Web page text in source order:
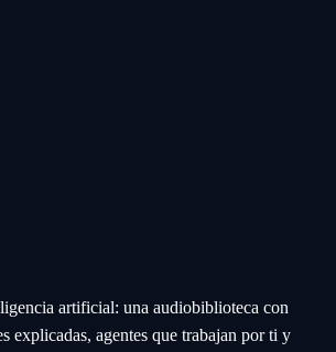
artificial: una audiobiblioteca con
explicadas, agentes que trabajan por ti y